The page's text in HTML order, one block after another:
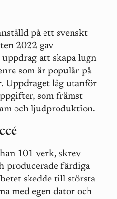
på ett svenskt
2022 gav
att skapa lugn
som är populär på
Uppdraget låg utanför
som främst
och ljudproduktion.
101 verk, skrev
producerade färdiga
skedde till största
med egen dator och